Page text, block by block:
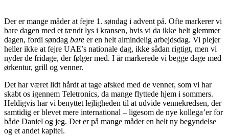
Der er mange måder at fejre 1. søndag i advent på. Ofte markerer vi
bare dagen med et tændt lys i kransen, hvis vi da ikke helt glemmer
dagen, fordi søndag bare er en helt almindelig arbejdsdag. Vi plejer
heller ikke at fejre UAE’s nationale dag, ikke sådan rigtigt, men vi
nyder de fridage, der følger med. I år markerede vi begge dage med
ørkentur, grill og venner.
Det har været lidt hårdt at tage afsked med de venner, som vi har
skabt os igennem Teletronics, da mange flyttede hjem i sommers.
Heldigvis har vi benyttet lejligheden til at udvide vennekredsen, der
samtidig er blevet mere international – ligesom de nye kollega’er for
både Daniel og jeg. Det er på mange måder en helt ny begyndelse
og et andet kapitel.